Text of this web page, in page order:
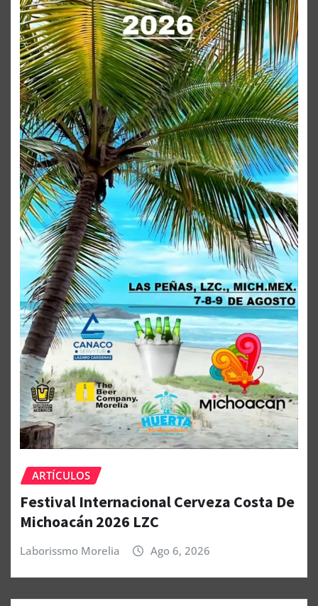
ARTÍCULOS
Festival Internacional Cerveza Costa De
Michoacán 2026 LZC
Laborissmo Morelia Ago 6, 2026